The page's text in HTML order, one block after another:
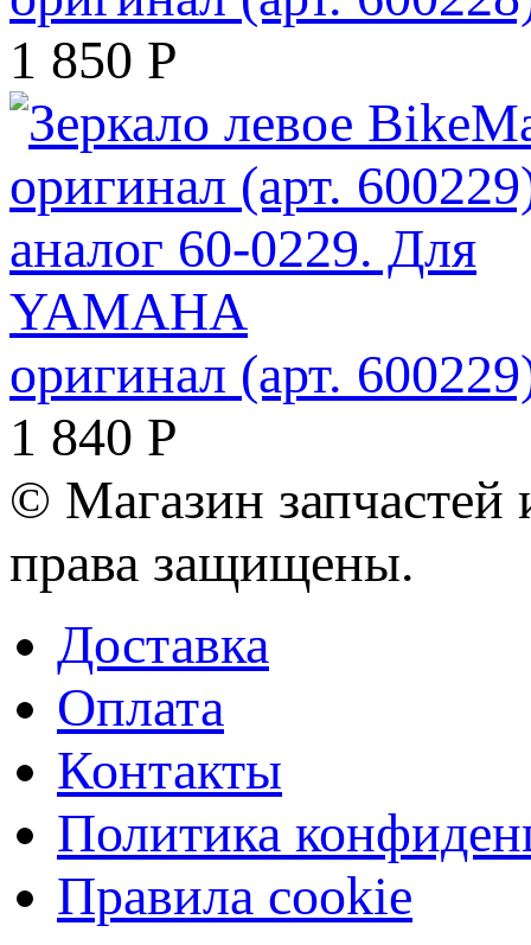
1 850 Р
оригинал (арт.
1 840 Р
© Магазин
права защищены.
Доставка
Оплата
Контакты
Политика
Правила cookie